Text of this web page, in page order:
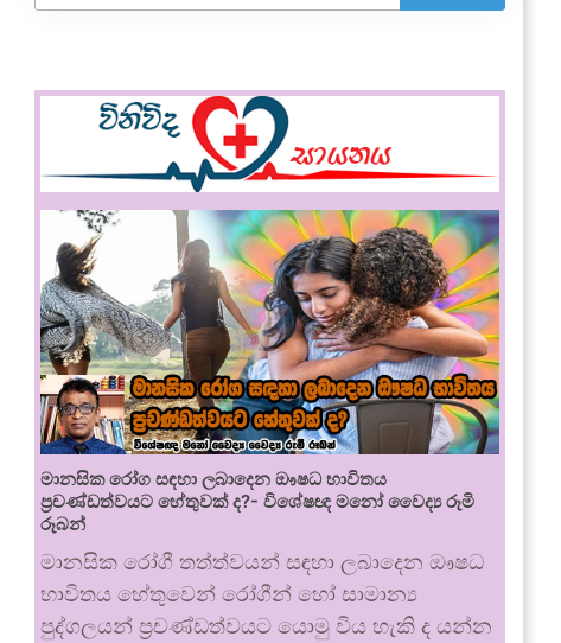
මානසික රෝග සඳහා ලබාදෙන ඖෂධ භාවිතය
ප්‍රචණ්ඩත්වයට හේතුවක් ද?- විශේෂඥ මනෝ වෛද්‍ය රූමි
රූබන්
මානසික රෝගී තත්ත්වයන් සඳහා ලබාදෙන ඖෂධ
භාවිතය හේතුවෙන් රෝගීන් හෝ සාමාන්‍ය
පුද්ගලයන් ප්‍රචණ්ඩත්වයට යොමු විය හැකි ද යන්න